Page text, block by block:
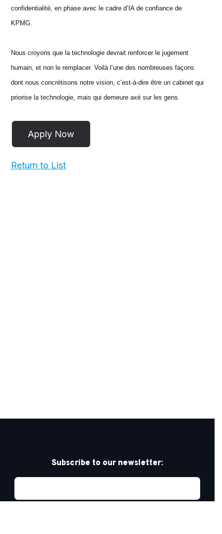
confidentialité, en phase avec le cadre d’IA de confiance de
KPMG.
Nous croyons que la technologie devrait renforcer le jugement
humain, et non le remplacer. Voilà l’une des nombreuses façons
dont nous concrétisons notre vision, c’est-à-dire être un cabinet qui
priorise la technologie, mais qui demeure axé sur les gens.
Return to List
Subscribe to our newsletter: